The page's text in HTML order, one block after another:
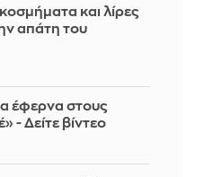
και λίρες
απάτη του
έφερνα στους
- Δείτε βίντεο